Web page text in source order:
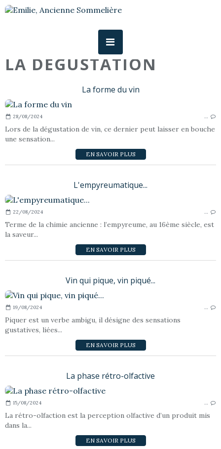
LA DEGUSTATION
La forme du vin
28/08/2024 …
Lors de la dégustation de vin, ce dernier peut laisser en bouche
une sensation...
EN SAVOIR PLUS
L'empyreumatique...
22/08/2024 …
Terme de la chimie ancienne : l’empyreume, au 16ème siècle, est
la saveur...
EN SAVOIR PLUS
Vin qui pique, vin piqué...
19/08/2024 …
Piquer est un verbe ambigu, il désigne des sensations
gustatives, liées...
EN SAVOIR PLUS
La phase rétro-olfactive
15/08/2024 …
La rétro-olfaction est la perception olfactive d’un produit mis
dans la...
EN SAVOIR PLUS